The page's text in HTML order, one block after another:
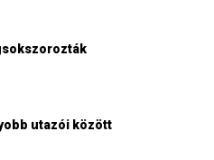
utazói között